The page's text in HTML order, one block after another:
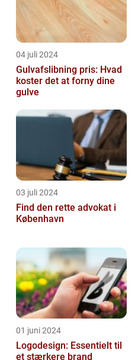
04 juli 2024
Gulvafslibning pris: Hvad
koster det at forny dine
gulve
03 juli 2024
Find den rette advokat i
København
01 juni 2024
Logodesign: Essentielt til
et stærkere brand